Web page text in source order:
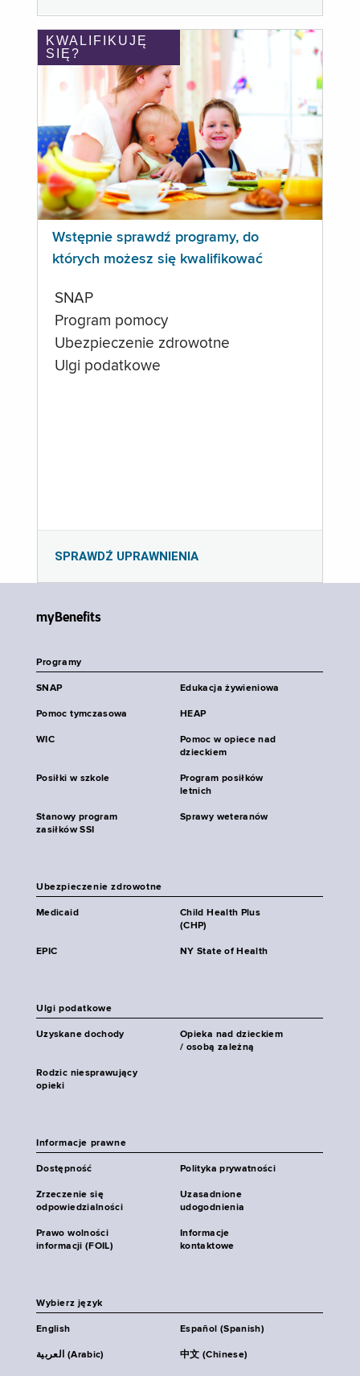
KWALIFIKUJĘ
SIĘ?
Wstępnie sprawdź programy, do
których możesz się kwalifikować
SNAP
Program pomocy
Ubezpieczenie zdrowotne
Ulgi podatkowe
SPRAWDŹ UPRAWNIENIA
myBenefits
Programy
SNAP Edukacja żywieniowa
Pomoc tymczasowa HEAP
WIC
Pomoc w opiece nad
dzieckiem
Posiłki w szkole
Program posiłków
letnich
Stanowy program
zasiłków SSI
Sprawy weteranów
Ubezpieczenie zdrowotne
Medicaid
Child Health Plus
(CHP)
EPIC NY State of Health
Ulgi podatkowe
Uzyskane dochody
Opieka nad dzieckiem
/ osobą zależną
Rodzic niesprawujący
opieki
Informacje prawne
Dostępność Polityka prywatności
Zrzeczenie się
odpowiedzialności
Uzasadnione
udogodnienia
Prawo wolności
informacji (FOIL)
Informacje
kontaktowe
Wybierz język
English Español (Spanish)
العربية (Arabic) 中文 (Chinese)